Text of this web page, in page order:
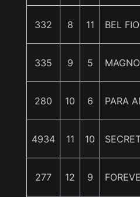
332 8 11 BEL
335 9 5
280 10 6 PARA
4934 11 10
277 12 9